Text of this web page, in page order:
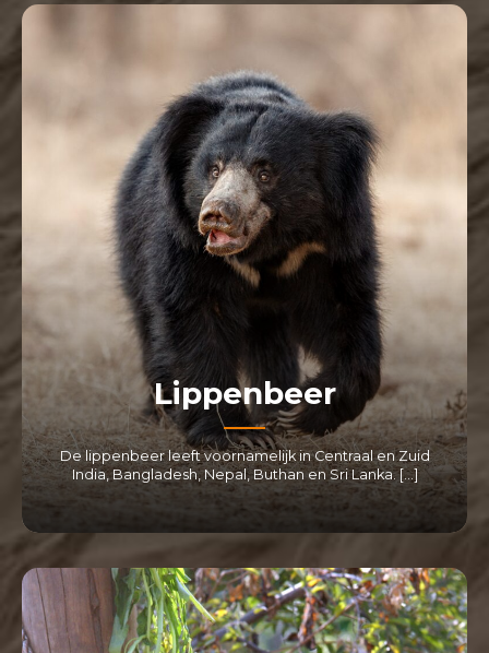
Lippenbeer
De lippenbeer leeft voornamelijk in Centraal en Zuid
India, Bangladesh, Nepal, Buthan en Sri Lanka. […]
LEES MEER